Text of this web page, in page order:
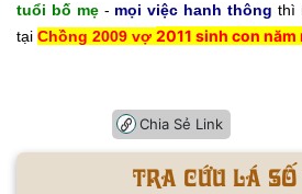
tuổi bố mẹ- mọi việc hanh thông thì
tại Chồng 2009 vợ 2011 sinh con năm
Chia Sẻ Link
Tra cứu lá